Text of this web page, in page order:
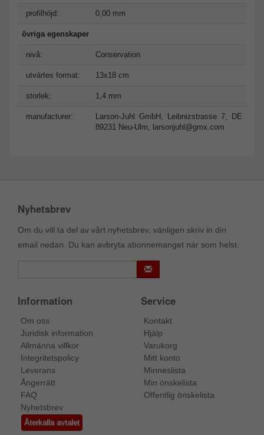
profilhöjd: 0,00 mm
övriga egenskaper
nivå: Conservation
utvärtes format: 13x18 cm
storlek: 1,4 mm
manufacturer:
Larson-Juhl GmbH, Leibnizstrasse 7, DE
89231 Neu-Ulm, larsonjuhl@gmx.com
Nyhetsbrev
Om du vill ta del av vårt nyhetsbrev, vänligen skriv in din
email nedan. Du kan avbryta abonnemanget när som helst.
Information
Om oss
Juridisk information
Allmänna villkor
Integritetspolicy
Leverans
Ångerrätt
FAQ
Nyhetsbrev
Återkalla avtalet
Service
Kontakt
Hjälp
Varukorg
Mitt konto
Minneslista
Min önskelista
Offentlig önskelista